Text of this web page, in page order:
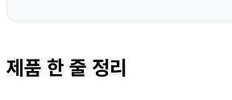
제품 한 줄 정리